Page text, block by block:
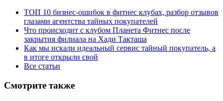
ТОП 10 бизнес-ошибок в фитнес клубах, разбор отзывов
глазами агентства тайных покупателей
Что происходит с клубом Планета Фитнес после
закрытия филиала на Хади Такташа
Как мы искали идеальный сервис тайный покупатель, а
в итоге открыли свой
Все статьи
Смотрите также